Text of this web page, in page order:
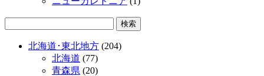
北海道･東北地方 (204)
北海道 (77)
青森県 (20)